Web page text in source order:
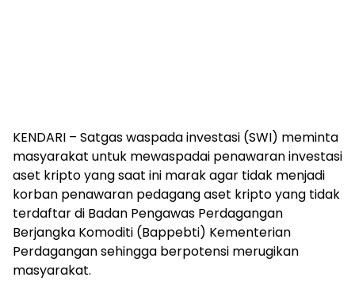
KENDARI – Satgas waspada investasi (SWI) meminta
masyarakat untuk mewaspadai penawaran investasi
aset kripto yang saat ini marak agar tidak menjadi
korban penawaran pedagang aset kripto yang tidak
terdaftar di Badan Pengawas Perdagangan
Berjangka Komoditi (Bappebti) Kementerian
Perdagangan sehingga berpotensi merugikan
masyarakat.